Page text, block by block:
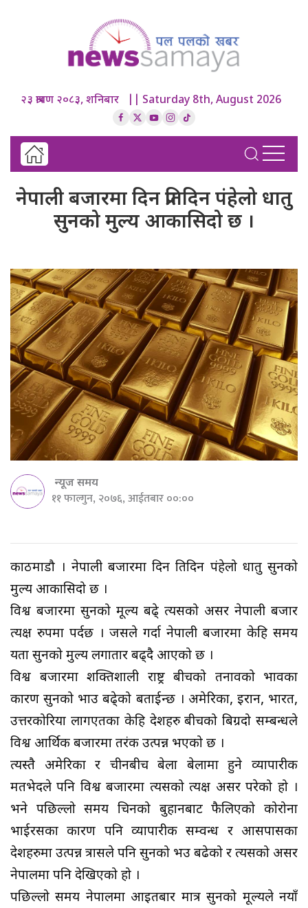
२३ श्रावण २०८३, शनिबार || Saturday 8th, August 2026
नेपाली बजारमा दिन प्रतिदिन पंहेलो धातु
सुनको मुल्य आकासिदो छ ।
न्यूज समय
११ फाल्गुन, २०७६, आईतबार ००:००
काठमाडौ । नेपाली बजारमा दिन प्रतिदिन पंहेलो धातु सुनको
मुल्य आकासिदो छ ।
विश्व बजारमा सुनको मूल्य बढे् त्यसको असर नेपाली बजार
प्रत्यक्ष रुपमा पर्दछ । जसले गर्दा नेपाली बजारमा केहि समय
यता सुनको मुल्य लगातार बढ्दै आएको छ ।
विश्व बजारमा शक्तिशाली राष्ट्र बीचको तनावको प्रभावका
कारण सुनको भाउ बढे्को बताईन्छ । अमेरिका, इरान, भारत,
उत्तरकोरिया लागएतका केहि देशहरु बीचको बिग्रदो सम्बन्धले
विश्व आर्थिक बजारमा तरंक उत्पन्न भएको छ ।
त्यस्तै अमेरिका र चीनबीच बेला बेलामा हुने व्यापारीक
मतभेदले पनि विश्व बजारमा त्यसको प्रत्यक्ष असर परेको हो ।
भने पछिल्लो समय चिनको बुहानबाट फैलिएको कोरोना
भाईरसका कारण पनि व्यापारीक सम्वन्ध र आसपासका
देशहरुमा उत्पन्न त्रासले पनि सुनको भउ बढेको र त्यसको असर
नेपालमा पनि देखिएको हो ।
पछिल्लो समय नेपालमा आइतबार मात्र सुनको मूल्यले नयाँ